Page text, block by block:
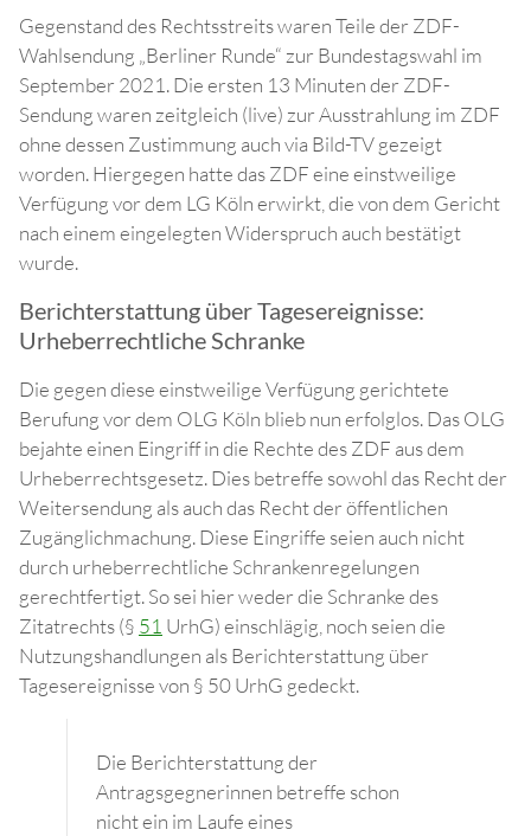
Gegenstand des Rechtsstreits waren Teile der ZDF-
Wahlsendung „Berliner Runde“ zur Bundestagswahl im
September 2021. Die ersten 13 Minuten der ZDF-
Sendung waren zeitgleich (live) zur Ausstrahlung im ZDF
ohne dessen Zustimmung auch via Bild-TV gezeigt
worden. Hiergegen hatte das ZDF eine einstweilige
Verfügung vor dem LG Köln erwirkt, die von dem Gericht
nach einem eingelegten Widerspruch auch bestätigt
wurde.
Berichterstattung über Tagesereignisse:
Urheberrechtliche Schranke
Die gegen diese einstweilige Verfügung gerichtete
Berufung vor dem OLG Köln blieb nun erfolglos. Das OLG
bejahte einen Eingriff in die Rechte des ZDF aus dem
Urheberrechtsgesetz. Dies betreffe sowohl das Recht der
Weitersendung als auch das Recht der öffentlichen
Zugänglichmachung. Diese Eingriffe seien auch nicht
durch urheberrechtliche Schrankenregelungen
gerechtfertigt. So sei hier weder die Schranke des
Zitatrechts (§ 51 UrhG) einschlägig, noch seien die
Nutzungshandlungen als Berichterstattung über
Tagesereignisse von § 50 UrhG gedeckt.
Die Berichterstattung der
Antragsgegnerinnen betreffe schon
nicht ein im Laufe eines